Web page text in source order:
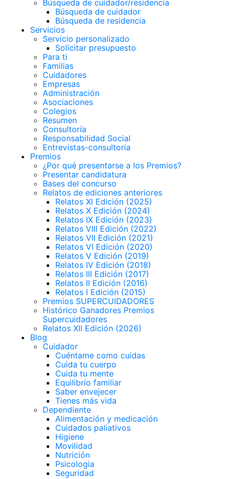
Búsqueda de cuidador/residencia
Búsqueda de cuidador
Búsqueda de residencia
Servicios
Servicio personalizado
Solicitar presupuesto
Para ti
Familias
Cuidadores
Empresas
Administración
Asociaciones
Colegios
Resumen
Consultoría
Responsabilidad Social
Entrevistas-consultoria
Premios
¿Por qué presentarse a los Premios?
Presentar candidatura
Bases del concurso
Relatos de ediciones anteriores
Relatos XI Edición (2025)
Relatos X Edición (2024)
Relatos IX Edición (2023)
Relatos VIII Edición (2022)
Relatos VII Edición (2021)
Relatos VI Edición (2020)
Relatos V Edición (2019)
Relatos IV Edición (2018)
Relatos III Edición (2017)
Relatos II Edición (2016)
Relatos I Edición (2015)
Premios SUPERCUIDADORES
Histórico Ganadores Premios
Supercuidadores
Relatos XII Edición (2026)
Blog
Cuidador
Cuéntame como cuidas
Cuida tu cuerpo
Cuida tu mente
Equilibrio familiar
Saber envejecer
Tienes más vida
Dependiente
Alimentación y medicación
Cuidados paliativos
Higiene
Movilidad
Nutrición
Psicologia
Seguridad